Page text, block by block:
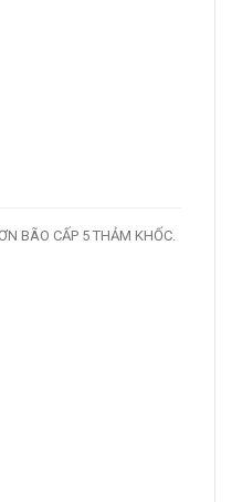
BÃO CẤP 5 THẢM KHỐC.